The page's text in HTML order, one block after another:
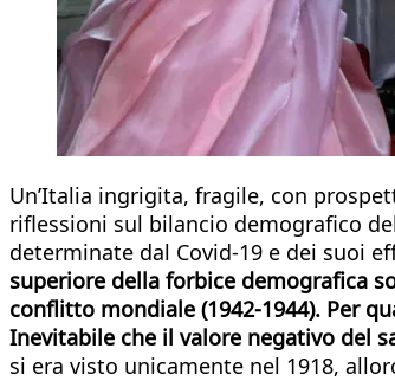
Un’Italia ingrigita, fragile, con
riflessioni sul bilancio demografico
determinate dal Covid-19 e dei suoi
superiore della forbice demografica
conflitto mondiale (1942-1944). Per
Inevitabile che il valore negativo del
si era visto unicamente nel 1918,